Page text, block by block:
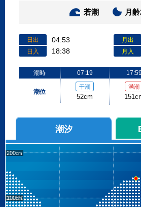
若潮 月
日出 04:53
日入 18:38
月出
月入
潮時
潮位
07:19
干潮
52cm
17:59
満潮
潮汐
200
100